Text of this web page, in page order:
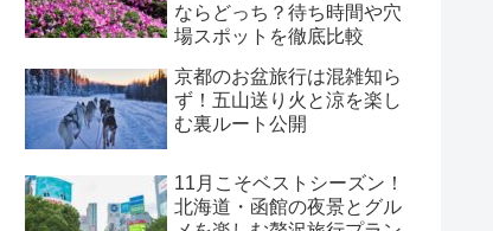
ならどっち？待ち時間や穴
場スポットを徹底比較
京都のお盆旅行は混雑知ら
ず！五山送り火と涼を楽し
む裏ルート公開
11月こそベストシーズン！
北海道・函館の夜景とグル